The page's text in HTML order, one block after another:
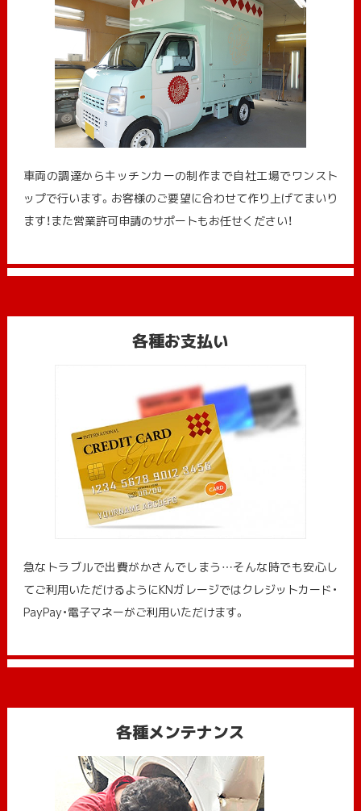
車両の調達からキッチンカーの制作まで自社工場でワンスト
ップで行います。お客様のご要望に合わせて作り上げてまいり
ます！また営業許可申請のサポートもお任せください！
各種お支払い
急なトラブルで出費がかさんでしまう…そんな時でも安心し
てご利用いただけるようにKNガレージではクレジットカード・
PayPay・電子マネーがご利用いただけます。
各種メンテナンス